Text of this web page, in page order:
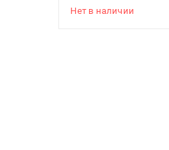
Нет в наличии